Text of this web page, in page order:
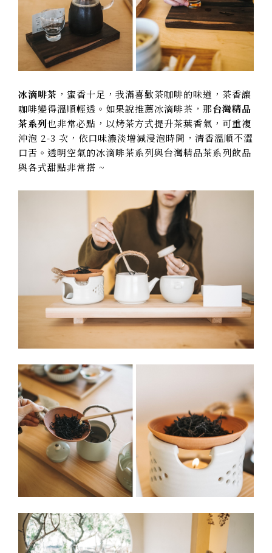
冰滴啡茶 ，蜜香十足，我滿喜歡茶咖啡的味道，茶香讓
咖啡變得溫順輕透。如果說推薦冰滴啡茶，那台灣精品
茶系列也非常必點，以烤茶方式提升茶葉香氣，可重複
沖泡 2-3 次，依口味濃淡增減浸泡時間，清香溫順不澀
口舌。透明空氣的冰滴啡茶系列與台灣精品茶系列飲品
與各式甜點非常搭 ~